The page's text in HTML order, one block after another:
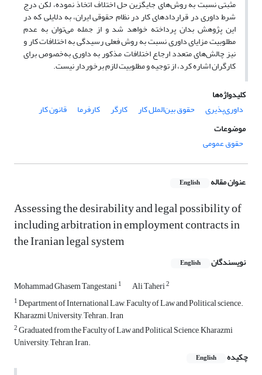
مثبتی نسبت به روش‌های جایگزین حل اختلاف اتخاذ نموده، لکن درج
شرط داوری در قراردادهای کار در نظام حقوقی ایران، به دلایلی که در
این پژوهش بدان پرداخته خواهد شد و از جمله می‌توان به عدم
مطلوبیت مزایای داوری نسبت به روش فعلی رسیدگی به اختلافات کار و
نیز چالش‌های متعدد ارجاع اختلافات مذکور به داوری به‌خصوص برای
کارگران اشاره کرد، از توجیه و مطلوبیت لازم برخوردار نیست.
کلیدواژه‌ها
داوری‌پذیری
حقوق بین‌الملل کار کارگر کارفرما
قانون کار
موضوعات
حقوق عمومی
عنوان مقاله English
Assessing the desirability and legal possibility of
including arbitration in employment contracts in
the Iranian legal system
نویسندگان English
Mohammad Ghasem Tangestani1 Ali Taheri2
1Department of International Law, Faculty of Law and Political science.
Kharazmi University, Tehran. Iran
2Graduated from the Faculty of Law and Political Science, Kharazmi
University, Tehran, Iran.
چکیده
English